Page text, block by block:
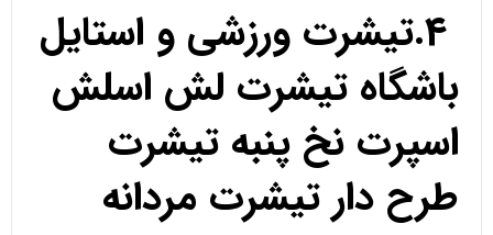
4.تیشرت ورزشی و استایل
باشگاه تیشرت لش اسلش
اسپرت نخ پنبه تیشرت
طرح دار تیشرت مردانه